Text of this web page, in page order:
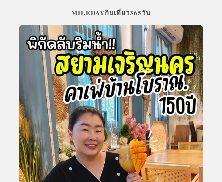
MILEDAYกินเที่ยว365วัน